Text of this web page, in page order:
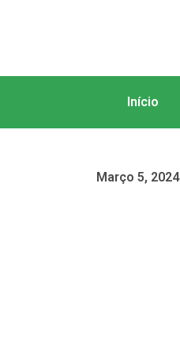
Início
Março 5, 2024